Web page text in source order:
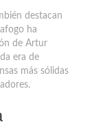
destacan
ha
de Artur
era de
más sólidas